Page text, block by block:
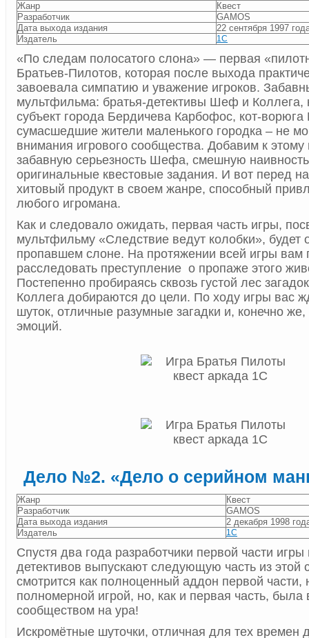
Жанр
Квест
Разработчик
GAMOS
Дата выхода издания
22 сентября 1997
Издатель
1С
«По следам полосатого слона» — первая
Братьев-Пилотов, которая после выхода
завоевала симпатию и уважение игроков.
мультфильма: братья-детективы Шеф и Коллега,
субъект города Бердичева Карбофос, кот-
сумасшедшие жители маленького городка – не
внимания игрового сообщества. Добавим к
забавную серьезность Шефа, смешную
оригинальные квестовые задания. И вот перед
хитовый продукт в своем жанре, способный
любого игромана.
Как и следовало ожидать, первая часть игры,
мультфильму «Следствие ведут колобки», будет
пропавшем слоне. На протяжении всей игры вам
расследовать преступление о пропаже этого
Постепенно пробираясь сквозь густой лес
Коллега добираются до цели. По ходу игры вас
шуток, отличные разумные загадки и, конечно
эмоций.
Дело №2. «Дело о серийном
Жанр
Квест
Разработчик
GAMOS
Дата выхода издания
2 декабря 1998
Издатель
1С
Спустя два года разработчики первой части игры
детективов выпускают следующую часть из этой
смотрится как полноценный аддон первой части,
полномерной игрой, но, как и первая часть, была
сообществом на ура!
Искромётные шуточки, отличная для тех времен